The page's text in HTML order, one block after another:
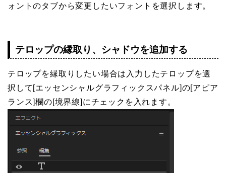
ォントのタブから変更したいフォントを選択します。
テロップの縁取り、シャドウを追加する
テロップを縁取りしたい場合は入力したテロップを選
択して[エッセンシャルグラフィックスパネル]の[アピア
ランス]欄の[境界線]にチェックを入れます。